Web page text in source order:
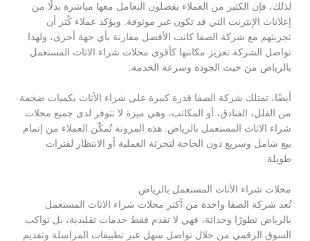
لذلك، فإن الكثير من العملاء يفضلون التعامل معها مباشرة بدلًا من
إعلانات الإنترنت التي قد تكون غير موثوقة. ويؤكد عملاء كُثر أن
تجربتهم مع شركة الصفا كانت الأفضل مقارنة بأي جهة أخرى، ولهذا
تواصل الشركة تعزيز مكانتها كأقوى محلات شراء الاثاث المستعمل
بالرياض من حيث الجودة وسرعة الخدمة.
أيضًا، تمتلك شركة الصفا قدرة كبيرة على شراء الأثاث بكميات ضخمة
من الفلل، الفنادق، أو المكاتب، وهي ميزة لا تتوفر لدى جميع محلات
شراء الاثاث المستعمل بالرياض. هذه المرونة تُمكّن العملاء من إتمام
بيع شامل وسريع دون الحاجة لتجزئة العملية أو الانتظار لفترات
طويلة.
محلات شراء الأثاث المستعمل بالرياض
تُعد شركة الصفا واحدة من أكثر محلات شراء الاثاث المستعمل
بالرياض تطورًا وحداثة، فهي لا تقدم فقط خدمات تقليدية، بل تواكب
السوق الرقمي من خلال تواصل سهل عبر تطبيقات المراسلة وتقديم